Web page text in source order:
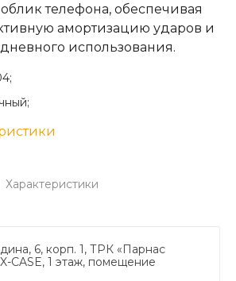
телефона, обеспечивая
амортизацию ударов и
использования.
Характеристики
6, корп. 1, ТРК «Парнас
CASE, 1 этаж, помещение